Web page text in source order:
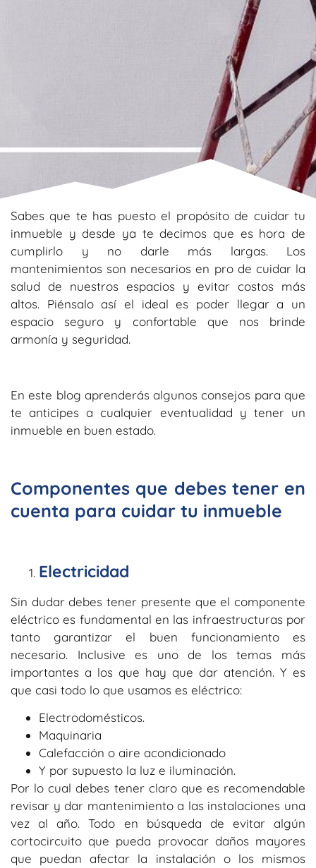
Sabes que te has puesto el propósito de cuidar tu
inmueble y desde ya te decimos que es hora de
cumplirlo y no darle más largas. Los
mantenimientos son necesarios en pro de cuidar la
salud de nuestros espacios y evitar costos más
altos. Piénsalo así el ideal es poder llegar a un
espacio seguro y confortable que nos brinde
armonía y seguridad.
En este blog aprenderás algunos consejos para que
te anticipes a cualquier eventualidad y tener un
inmueble en buen estado.
Componentes que debes tener en
cuenta para cuidar tu inmueble
Electricidad
Sin dudar debes tener presente que el componente
eléctrico es fundamental en las infraestructuras por
tanto garantizar el buen funcionamiento es
necesario. Inclusive es uno de los temas más
importantes a los que hay que dar atención. Y es
que casi todo lo que usamos es eléctrico:
Electrodomésticos.
Maquinaria
Calefacción o aire acondicionado
Y por supuesto la luz e iluminación.
Por lo cual debes tener claro que es recomendable
revisar y dar mantenimiento a las instalaciones una
vez al año. Todo en búsqueda de evitar algún
cortocircuito que pueda provocar daños mayores
que puedan afectar la instalación o los mismos